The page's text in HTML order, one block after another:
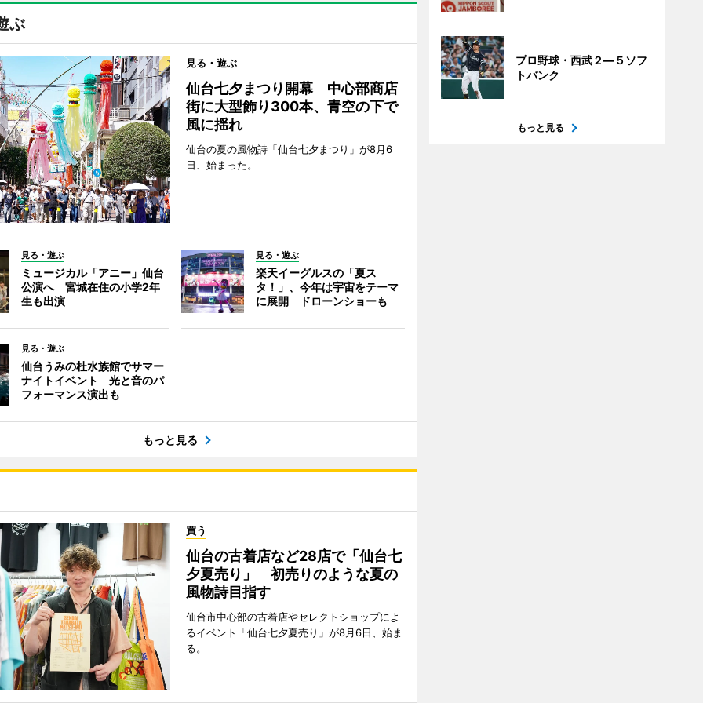
ぶ
見る・遊ぶ
仙台七夕まつり開幕 中心部商店
街に大型飾り300本、青空の下で
風に揺れ
仙台の夏の風物詩「仙台七夕まつり」が8月6
日、始まった。
見る・遊ぶ
ミュージカル「アニー」仙台
公演へ 宮城在住の小学2年
生も出演
見る・遊ぶ
楽天イーグルスの「夏ス
タ！」、今年は宇宙をテーマ
に展開 ドローンショーも
見る・遊ぶ
仙台うみの杜水族館でサマー
ナイトイベント 光と音のパ
フォーマンス演出も
もっと見る
買う
仙台の古着店など28店で「仙台七
夕夏売り」 初売りのような夏の
風物詩目指す
仙台市中心部の古着店やセレクトショップによ
るイベント「仙台七夕夏売り」が8月6日、始ま
る。
プロ野球・西武２―５ソフ
トバンク
もっと見る